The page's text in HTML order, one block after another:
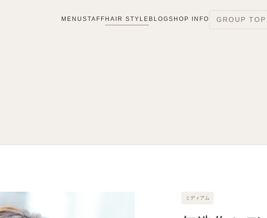
MENU STAFF HAIR STYLE BLOGSHOP INFO GROUP TOP
ミディアム